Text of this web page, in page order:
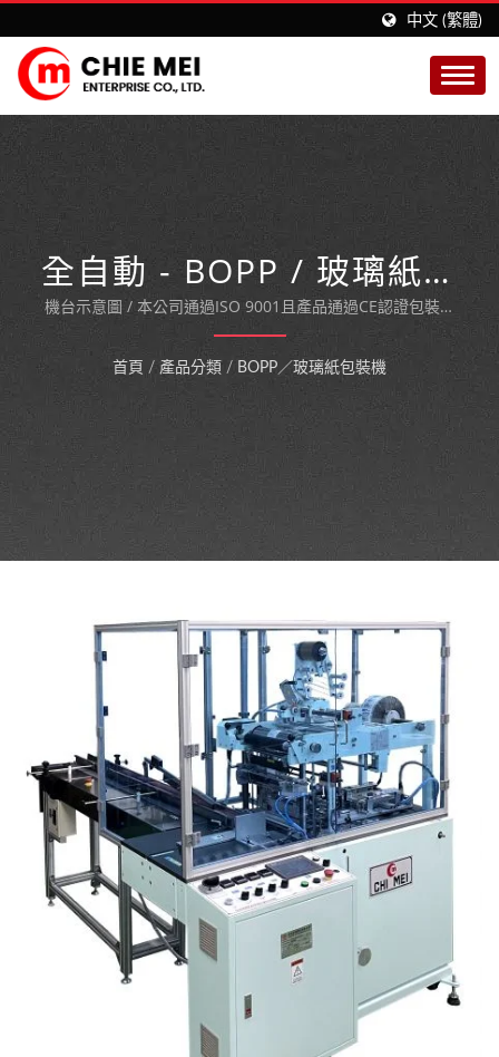
中文 (繁體)
全自動 - BOPP / 玻璃紙包
裝機
機台示意圖 / 本公司通過ISO 9001且產品通過CE認證包裝機
械製造商。
首頁 / 產品分類 / BOPP／玻璃紙包裝機